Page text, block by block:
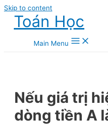
Skip to content
Toán Học
Main Menu
Nếu giá trị
dòng tiền A